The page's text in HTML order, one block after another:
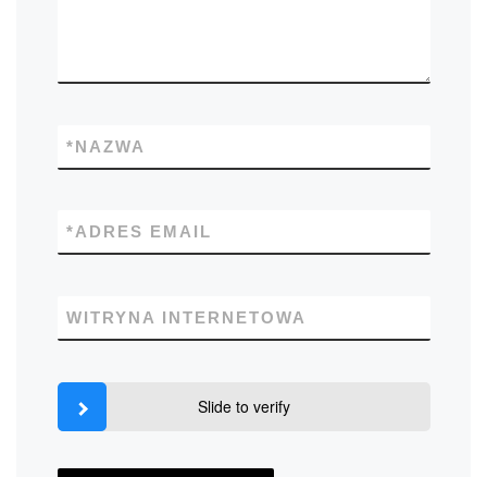
NAZWA
*
ADRES EMAIL
*
WITRYNA INTERNETOWA
Slide to verify